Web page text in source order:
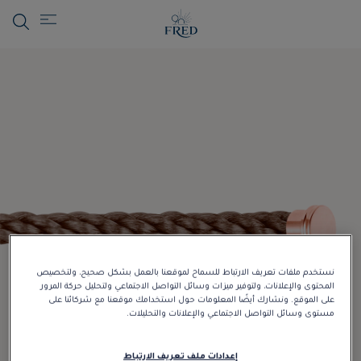
نستخدم ملفات تعريف الارتباط للسماح لموقعنا بالعمل بشكل صحيح، ولتخصيص
المحتوى والإعلانات، ولتوفير ميزات وسائل التواصل الاجتماعي ولتحليل حركة المرور
على الموقع. ونشارك أيضًا المعلومات حول استخدامك موقعنا مع شركائنا على
مستوى وسائل التواصل الاجتماعي والإعلانات والتحليلات.
إعدادات ملف تعريف الارتباط